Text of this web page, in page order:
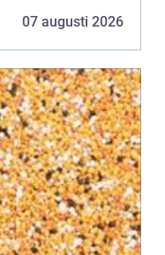
07 augusti 2026